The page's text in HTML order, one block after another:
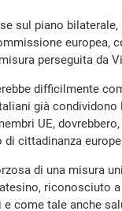
sul piano
europea,
perseguita da
difficilmente
già
UE,
cittadinanza
di una misura
riconosciuto
come tale anche